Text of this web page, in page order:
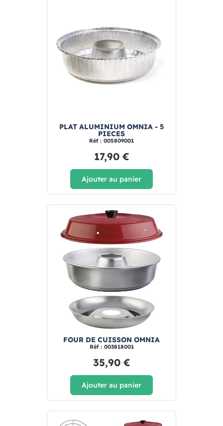
PLAT ALUMINIUM OMNIA - 5
PIECES
Réf : 005809001
17,90 €
Ajouter au panier
FOUR DE CUISSON OMNIA
Réf : 003818001
35,90 €
Ajouter au panier